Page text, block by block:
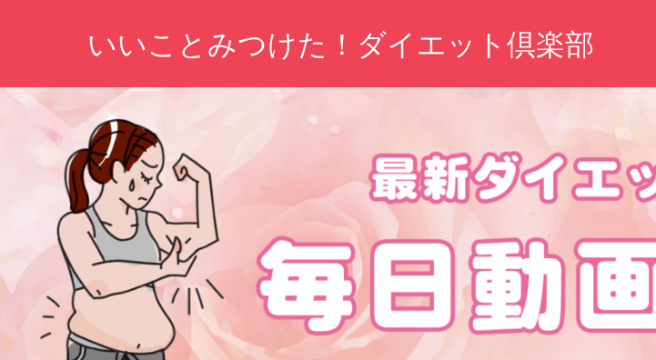
ン
いいことみつけた！ダイエット倶楽部